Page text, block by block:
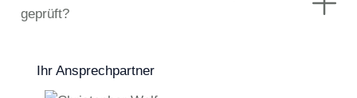
geprüft?
Ihr Ansprechpartner